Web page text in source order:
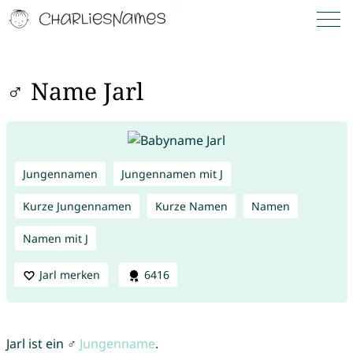
♂ Name Jarl
Jungennamen Jungennamen mit J
Kurze Jungennamen Kurze Namen Namen
Namen mit J
Jarl merken 6416
Jarl ist ein ♂ Jungenname.